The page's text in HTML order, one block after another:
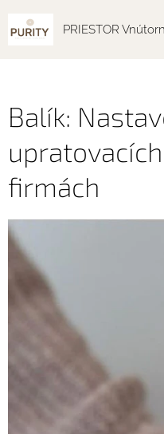
PRIESTOR
Balík:
firmách